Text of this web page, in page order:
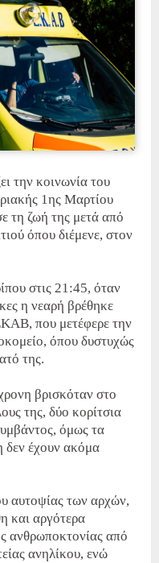
την κοινωνία του
1ης Μαρτίου
τη ζωή της μετά από
όπου διέμενε, στον
στις 21:45, όταν
η νεαρή βρέθηκε
που μετέφερε την
όπου δυστυχώς
της.
βρισκόταν στο
της, δύο κορίτσια
όμως τα
δεν έχουν ακόμα
αυτοψίας των αρχών,
και αργότερα
ανθρωποκτονίας από
ανηλίκου, ενώ